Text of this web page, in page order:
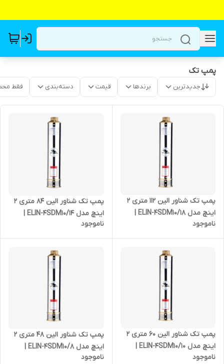
پمپ تک
جدیدترین برندها قیمت دسته‌بندی فقط
پمپ تک شناور الین 112 متری 2
اینچ مدل ELIN-4SDM10/18 |
شناور استیل 4 اسب بدون موتور
ناموجود
پمپ تک شناور الین 84 متری 2
اینچ مدل ELIN-4SDM10/14 |
شناور استیل 3 اسب بدون موتور
ناموجود
پمپ تک شناور الین 60 متری 2
اینچ مدل ELIN-4SDM10/10 |
شناور استیل 2 اسب بدون موتور
ناموجود
پمپ تک شناور الین 48 متری 2
اینچ مدل ELIN-4SDM10/8 |
ناموجود